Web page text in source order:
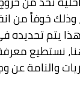
وذلك خوفاً من
وهذا يتم
نستطيع
والنامة عن